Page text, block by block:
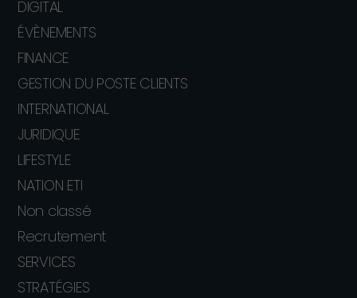
DIGITAL
ÉVÈNEMENTS
FINANCE
GESTION DU POSTE CLIENTS
INTERNATIONAL
JURIDIQUE
LIFESTYLE
NATION ETI
Non classé
Recrutement
SERVICES
STRATÉGIES